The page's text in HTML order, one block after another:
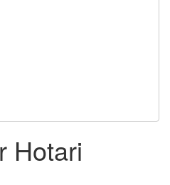
Hotari